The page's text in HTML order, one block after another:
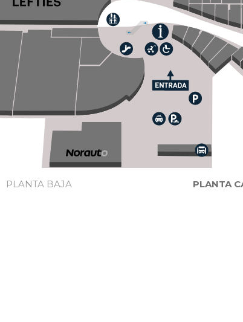
PLANTA BAJA PLANTA